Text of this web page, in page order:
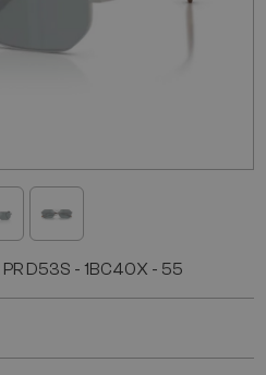
D53S - 1BC40X - 55